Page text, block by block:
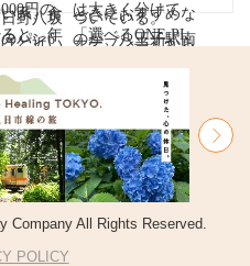
Company All Rights Reserved.
POLICY